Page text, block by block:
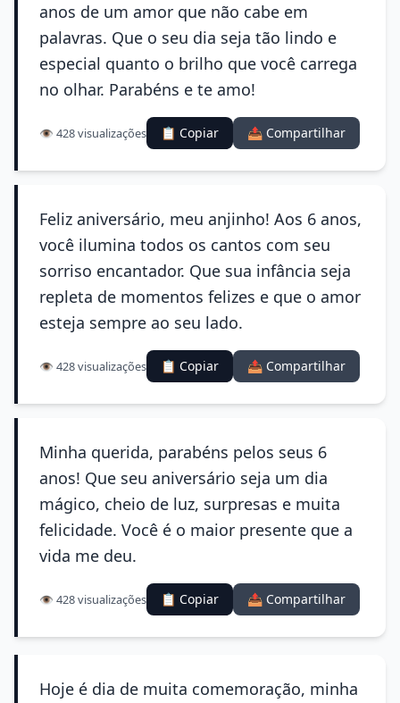
anos de um amor que não cabe em
palavras. Que o seu dia seja tão lindo e
especial quanto o brilho que você carrega
no olhar. Parabéns e te amo!
👁️ 428 visualizações 📋 Copiar 📤 Compartilhar
Feliz aniversário, meu anjinho! Aos 6 anos,
você ilumina todos os cantos com seu
sorriso encantador. Que sua infância seja
repleta de momentos felizes e que o amor
esteja sempre ao seu lado.
👁️ 428 visualizações 📋 Copiar 📤 Compartilhar
Minha querida, parabéns pelos seus 6
anos! Que seu aniversário seja um dia
mágico, cheio de luz, surpresas e muita
felicidade. Você é o maior presente que a
vida me deu.
👁️ 428 visualizações 📋 Copiar 📤 Compartilhar
Hoje é dia de muita comemoração, minha